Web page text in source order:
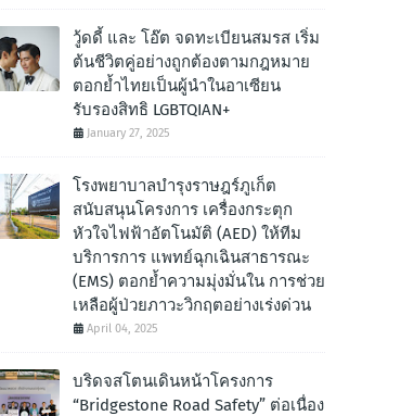
วู้ดดี้ และ โอ๊ต จดทะเบียนสมรส เริ่ม
ต้นชีวิตคู่อย่างถูกต้องตามกฎหมาย
ตอกย้ำไทยเป็นผู้นำในอาเซียน
รับรองสิทธิ LGBTQIAN+
January 27, 2025
โรงพยาบาลบำรุงราษฎร์ภูเก็ต
สนับสนุนโครงการ เครื่องกระตุก
หัวใจไฟฟ้าอัตโนมัติ (AED) ให้ทีม
บริการการ แพทย์ฉุกเฉินสาธารณะ
(EMS) ตอกย้ำความมุ่งมั่นใน การช่วย
เหลือผู้ป่วยภาวะวิกฤตอย่างเร่งด่วน
April 04, 2025
บริดจสโตนเดินหน้าโครงการ
“Bridgestone Road Safety” ต่อเนื่อง